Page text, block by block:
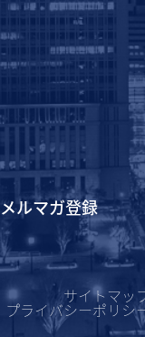
メルマガ登録
サイトマッ
プライバシーポリシ